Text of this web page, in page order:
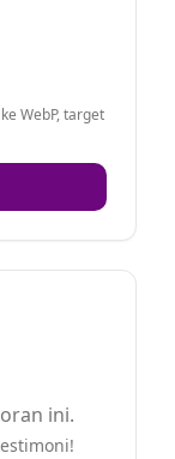
WebP, target
ini.